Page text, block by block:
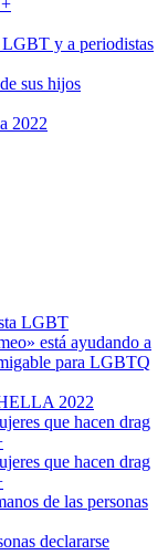
y a periodistas
sus hijos
2022
LGBT
está ayudando a
para LGBTQ
2022
que hacen drag
que hacen drag
de las personas
declararse